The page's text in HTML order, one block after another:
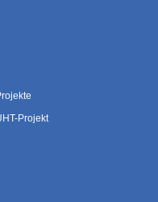
Projekt